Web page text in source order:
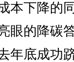
本下降的
眼的降碳
年底成功